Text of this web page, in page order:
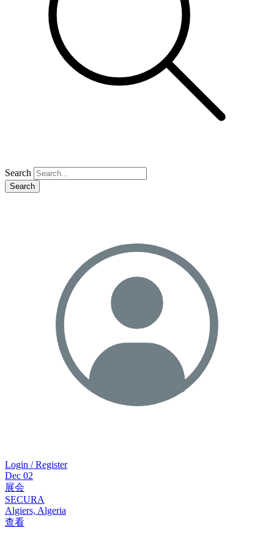
Search
Search
Login / Register
Dec 02
展会
SECURA
Algiers, Algeria
查看